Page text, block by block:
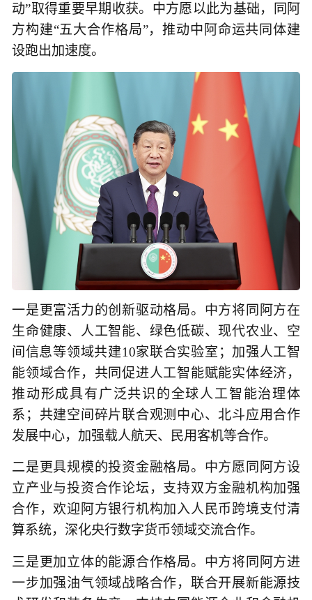
动”取得重要早期收获。中方愿以此为基础，同阿
方构建“五大合作格局”，推动中阿命运共同体建
设跑出加速度。
一是更富活力的创新驱动格局。中方将同阿方在
生命健康、人工智能、绿色低碳、现代农业、空
间信息等领域共建10家联合实验室；加强人工智
能领域合作，共同促进人工智能赋能实体经济，
推动形成具有广泛共识的全球人工智能治理体
系；共建空间碎片联合观测中心、北斗应用合作
发展中心，加强载人航天、民用客机等合作。
二是更具规模的投资金融格局。中方愿同阿方设
立产业与投资合作论坛，支持双方金融机构加强
合作，欢迎阿方银行机构加入人民币跨境支付清
算系统，深化央行数字货币领域交流合作。
三是更加立体的能源合作格局。中方将同阿方进
一步加强油气领域战略合作，联合开展新能源技